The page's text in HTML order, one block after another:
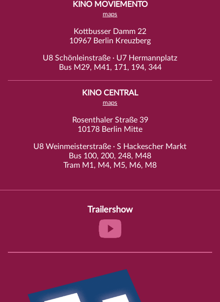
KINO MOVIEMENTO
maps
Kottbusser Damm 22
10967 Berlin Kreuzberg
U8 Schönleinstraße · U7 Hermannplatz
Bus M29, M41, 171, 194, 344
KINO CENTRAL
maps
Rosenthaler Straße 39
10178 Berlin Mitte
U8 Weinmeisterstraße · S Hackescher Markt
Bus 100, 200, 248, M48
Tram M1, M4, M5, M6, M8
Trailershow